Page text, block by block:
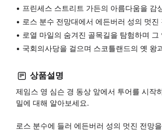
프린세스 스트리트 가든의 아름다움을 감
로스 분수 전망대에서 에든버러 성의 멋진
로열 마일의 숨겨진 골목길을 탐험하며
국회의사당을 걸으며 스코틀랜드의 옛 왕
상품설명
제임스 영 심슨 경 동상 앞에서 투어를 시작
밀에 대해 알아보세요.
로스 분수에 들러 에든버러 성의 멋진 전망